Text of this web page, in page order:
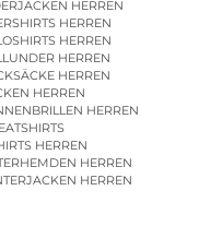
HERREN
HERREN
HERREN
HERREN
HERREN
HERREN
HERREN
HERREN
HERREN
HERREN